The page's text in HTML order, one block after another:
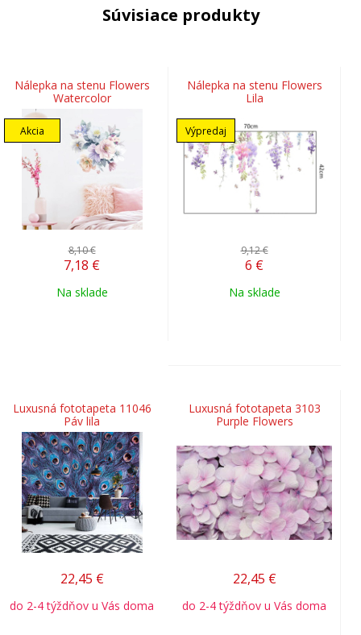
Súvisiace produkty
Nálepka na stenu Flowers
Watercolor
Akcia
8,10 €
7,18 €
Na sklade
Nálepka na stenu Flowers
Lila
Výpredaj
9,12 €
6 €
Na sklade
Luxusná fototapeta 11046
Páv lila
22,45 €
do 2-4 týždňov u Vás doma
Luxusná fototapeta 3103
Purple Flowers
22,45 €
do 2-4 týždňov u Vás doma